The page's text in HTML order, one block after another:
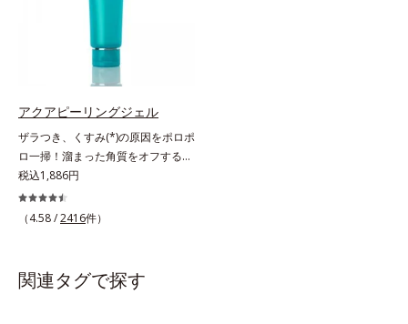
透明感のなさなどの「面」での透明
感を阻害する原因を引き起こしてい
ることがわかりました。そこでオル
ビス ブライト シリーズは「メラニ
ンにじみ」に着目して「高圧処理ビ
タミンC(*7)」を採用。肌奥(*6)まで
浸透し、シミやソバカスの原因とな
るメラニンの生成を食い止めます。
またオルビス独自成分の「ブライト
VCコンプレックス(*8)」が、透明感
を阻害する原因(*9)にアプローチし
ます。さらに肌表面のなめらかさや
持続性、2種の保湿成分も配合し、
透明感を包括的にサポート。全方位
アクアピーリングジェル
ザラつき、くすみ(*)の原因をポロポ
ロ一掃！溜まった角質をオフするピ
ーリングジェル。ミネラル豊富な水
80％とアンズ果汁で保湿効果も。化
粧のりの悪さやくすみなどを、一気
ル」は毎日の洗顔では落とせない溜
まった角質を、くるくるなじませる
税込1,886円
（4.58 /2416件）
関連タグで探す